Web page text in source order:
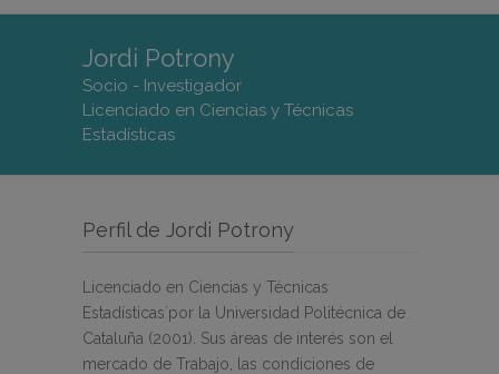
Jordi Potrony
Socio - Investigador
Licenciado en Ciencias y Técnicas
Estadísticas
Perfil de Jordi Potrony
Licenciado en Ciencias y Técnicas
Estadísticas`por la Universidad Politécnica de
Cataluña (2001). Sus áreas de interés son el
mercado de Trabajo, las condiciones de